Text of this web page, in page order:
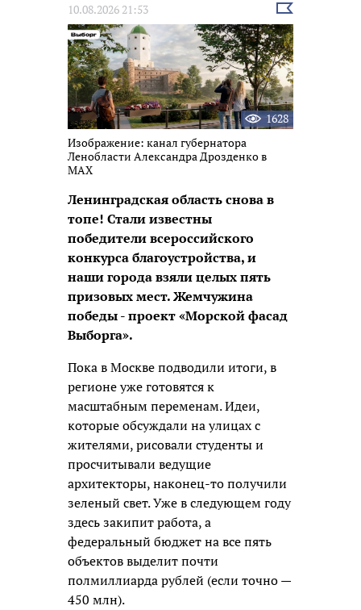
10.08.2026 21:53
Выбрать
новость
1628
Изображение: канал губернатора
Ленобласти Александра Дрозденко в
МАХ
Ленинградская область снова в
топе! Стали известны
победители всероссийского
конкурса благоустройства, и
наши города взяли целых пять
призовых мест. Жемчужина
победы - проект «Морской фасад
Выборга».
Пока в Москве подводили итоги, в
регионе уже готовятся к
масштабным переменам. Идеи,
которые обсуждали на улицах с
жителями, рисовали студенты и
просчитывали ведущие
архитекторы, наконец-то получили
зеленый свет. Уже в следующем году
здесь закипит работа, а
федеральный бюджет на все пять
объектов выделит почти
полмиллиарда рублей (если точно —
450 млн).